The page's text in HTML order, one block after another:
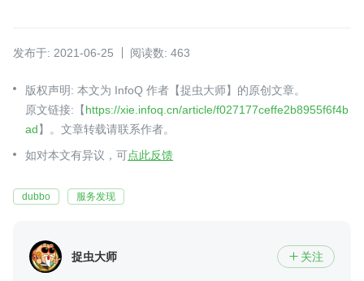
发布于: 2021-06-25 阅读数: 463
版权声明: 本文为 InfoQ 作者【捉虫大师】的原创文章。
原文链接:【https://xie.infoq.cn/article/f027177ceffe2b8955f6f4b
ad】。文章转载请联系作者。
如对本文有异议，可点此反馈
dubbo 服务发现
捉虫大师  关注